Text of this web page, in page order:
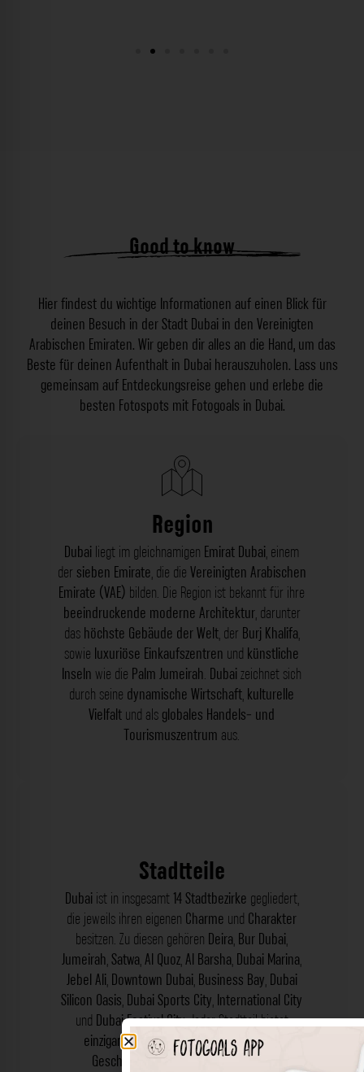
Good to know
Hier findest du wichtige Informationen auf einen Blick für
deinen Besuch in der Stadt Dubai in den Vereinigten
Arabischen Emiraten. Wir geben dir alles an die Hand, um das
Beste für deinen Aufenthalt in Dubai herauszuholen. Lass uns
gemeinsam auf Entdeckungsreise gehen und erlebe die
besten Fotospots mit Fotogoals in Dubai.
Region
Dubai liegt im gleichnamigen Emirat Dubai, einem
der sieben Emirate, die die Vereinigten Arabischen
Emirate (VAE) bilden. Die Region ist bekannt für ihre
beeindruckende moderne Architektur, darunter
das höchste Gebäude der Welt, der Burj Khalifa,
sowie luxuriöse Einkaufszentren und künstliche
Inseln wie die Palm Jumeirah. Dubai zeichnet sich
durch seine dynamische Wirtschaft, kulturelle
Vielfalt und als globales Handels- und
Tourismuszentrum aus.
Stadtteile
Dubai ist in insgesamt 14 Stadtbezirke gegliedert,
die jeweils ihren eigenen Charme und Charakter
besitzen. Zu diesen gehören Deira, Bur Dubai,
Jumeirah,Satwa,Al Quoz,Al Barsha, Dubai Marina,
Jebel Ali, Downtown Dubai, Business Bay, Dubai
Silicon Oasis, Dubai Sports City, International City
und Dubai Festival City. Jeder Stadtteil bietet
einzigartige Fotomotiveundspannende
Geschichten, die es zu entdecken gilt.